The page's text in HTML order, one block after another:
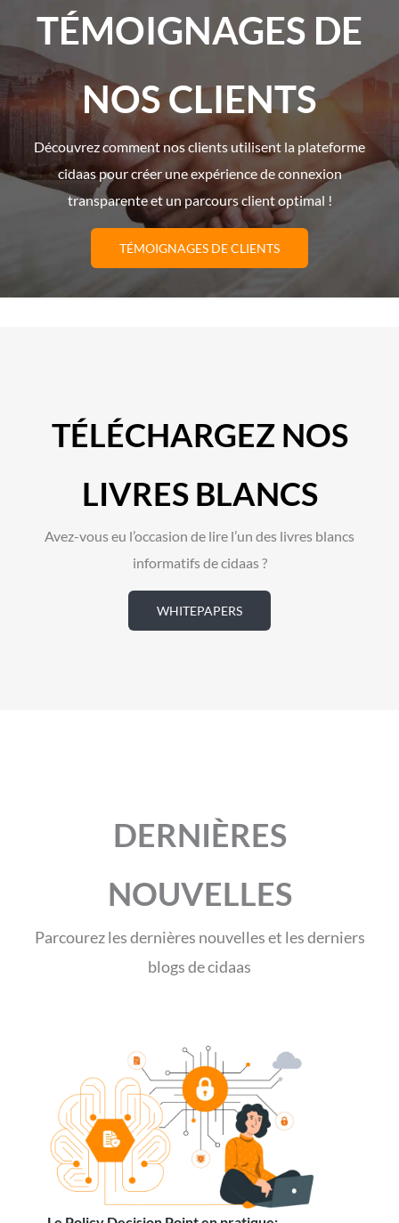
TÉMOIGNAGES DE
NOS CLIENTS
Découvrez comment nos clients utilisent la plateforme
cidaas pour créer une expérience de connexion
transparente et un parcours client optimal !
TÉMOIGNAGES DE CLIENTS
TÉLÉCHARGEZ NOS
LIVRES BLANCS
Avez-vous eu l’occasion de lire l’un des livres blancs
informatifs de cidaas ?
WHITEPAPERS
DERNIÈRES
NOUVELLES
Parcourez les dernières nouvelles et les derniers
blogs de cidaas